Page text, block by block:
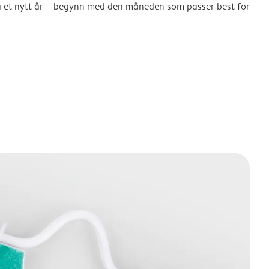
nytt år – begynn med den måneden som passer best for